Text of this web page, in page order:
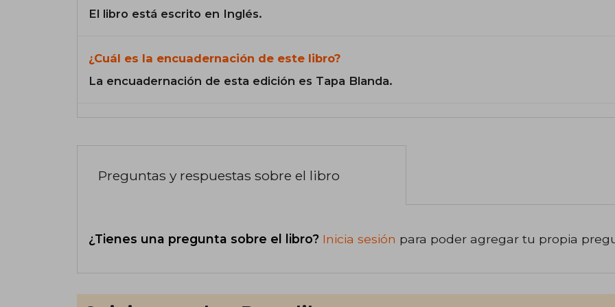
El libro está escrito en Inglés.
¿Cuál es la encuadernación de este libro?
La encuadernación de esta edición es Tapa Blanda.
Preguntas y respuestas sobre el libro
¿Tienes una pregunta sobre el libro? Inicia sesión para poder agregar tu propia